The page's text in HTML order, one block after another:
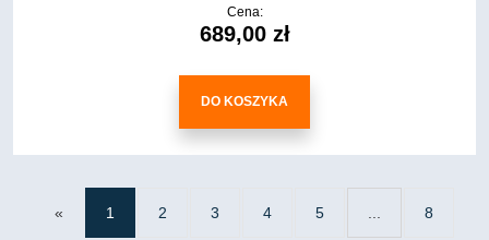
Cena:
689,00 zł
DO KOSZYKA
« 1 2 3 4 5 ... 8